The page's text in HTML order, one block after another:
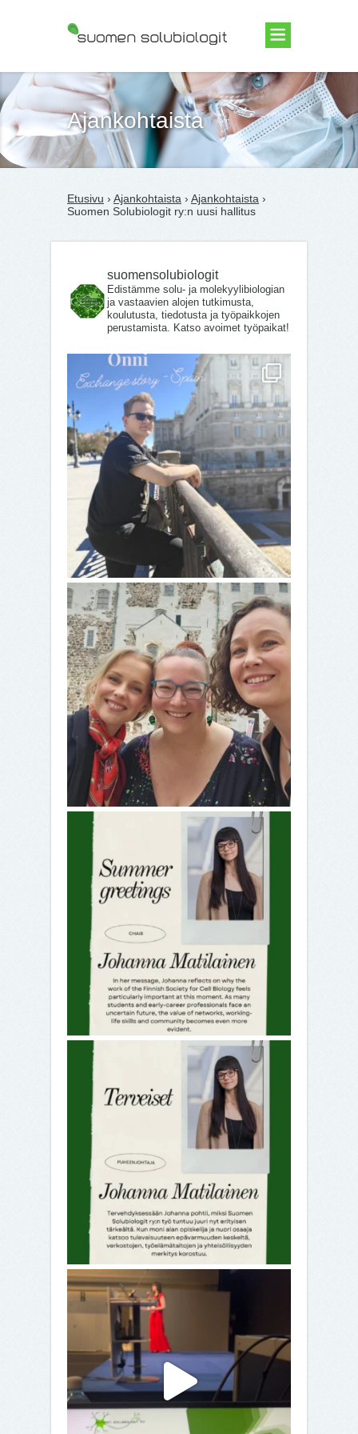
Suomen Solubiologit ry
Ajankohtaista
Etusivu › Ajankohtaista › Ajankohtaista ›
Suomen Solubiologit ry:n uusi hallitus
suomensolubiologit
Edistämme solu- ja molekyylibiologian
ja vastaavien alojen tutkimusta,
koulutusta, tiedotusta ja työpaikkojen
perustamista. Katso avoimet työpaikat!